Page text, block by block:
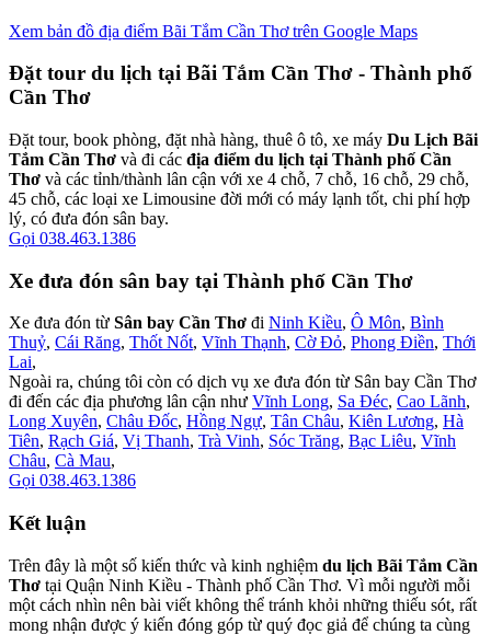
Xem bản đồ địa điểm Bãi Tắm Cần Thơ trên Google Maps
Đặt tour du lịch tại Bãi Tắm Cần Thơ - Thành phố
Cần Thơ
Đặt tour, book phòng, đặt nhà hàng, thuê ô tô, xe máy Du Lịch Bãi
Tắm Cần Thơ và đi các địa điểm du lịch tại Thành phố Cần
Thơ và các tỉnh/thành lân cận với xe 4 chỗ, 7 chỗ, 16 chỗ, 29 chỗ,
45 chỗ, các loại xe Limousine đời mới có máy lạnh tốt, chi phí hợp
lý, có đưa đón sân bay.
Gọi 038.463.1386
Xe đưa đón sân bay tại Thành phố Cần Thơ
Xe đưa đón từ Sân bay Cần Thơ đi Ninh Kiều, Ô Môn, Bình
Thuỷ, Cái Răng, Thốt Nốt, Vĩnh Thạnh, Cờ Đỏ, Phong Điền, Thới
Lai,
Ngoài ra, chúng tôi còn có dịch vụ xe đưa đón từ Sân bay Cần Thơ
đi đến các địa phương lân cận như Vĩnh Long, Sa Đéc, Cao Lãnh,
Long Xuyên, Châu Đốc, Hồng Ngự, Tân Châu, Kiên Lương, Hà
Tiên, Rạch Giá, Vị Thanh, Trà Vinh, Sóc Trăng, Bạc Liêu, Vĩnh
Châu, Cà Mau,
Gọi 038.463.1386
Kết luận
Trên đây là một số kiến thức và kinh nghiệm du lịch Bãi Tắm Cần
Thơ tại Quận Ninh Kiều - Thành phố Cần Thơ. Vì mỗi người mỗi
một cách nhìn nên bài viết không thể tránh khỏi những thiếu sót, rất
mong nhận được ý kiến đóng góp từ quý đọc giả để chúng ta cùng